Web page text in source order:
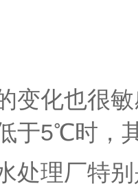
变化也很
于5℃时，
处理厂特